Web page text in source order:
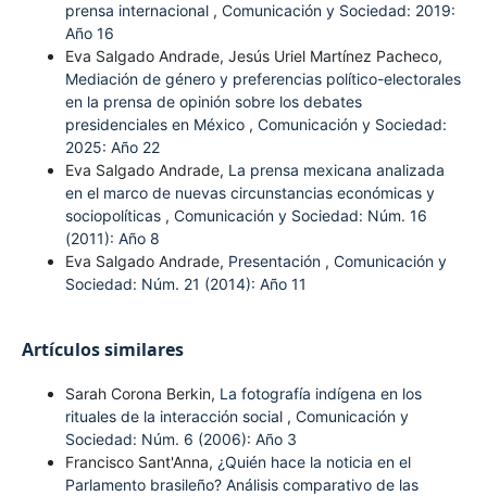
prensa internacional , Comunicación y Sociedad: 2019:
Año 16
Eva Salgado Andrade, Jesús Uriel Martínez Pacheco,
Mediación de género y preferencias político-electorales
en la prensa de opinión sobre los debates
presidenciales en México , Comunicación y Sociedad:
2025: Año 22
Eva Salgado Andrade, La prensa mexicana analizada
en el marco de nuevas circunstancias económicas y
sociopolíticas , Comunicación y Sociedad: Núm. 16
(2011): Año 8
Eva Salgado Andrade, Presentación , Comunicación y
Sociedad: Núm. 21 (2014): Año 11
Artículos similares
Sarah Corona Berkin, La fotografía indígena en los
rituales de la interacción social , Comunicación y
Sociedad: Núm. 6 (2006): Año 3
Francisco Sant'Anna, ¿Quién hace la noticia en el
Parlamento brasileño? Análisis comparativo de las